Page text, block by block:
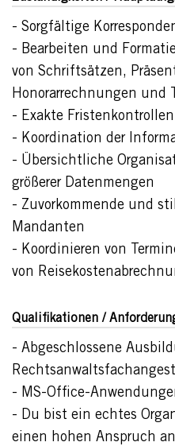
- Sorgfältige
- Bearbeiten und
von Schriftsätzen,
Honorarrechnungen
- Exakte
- Koordination der
- Übersichtliche
größerer Datenmengen
- Zuvorkommende und
Mandanten
- Koordinieren von
von
Qualifikationen /
- Abgeschlossene
- MS-Office-
- Du bist ein echtes
einen hohen Anspruch